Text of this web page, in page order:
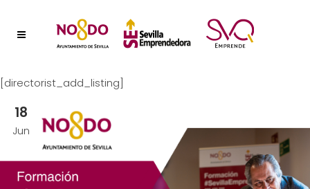
[directorist_add_listing]
18
Jun